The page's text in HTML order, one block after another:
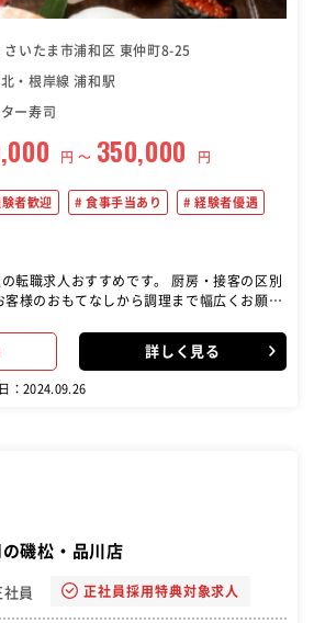
さいたま市浦和区 東仲町8-25
・根岸線 浦和駅
ー寿司
円 〜 350,000 円
者歓迎 食事手当あり 経験者優遇
おすすめです。 厨房・接客の区別
客様のおもてなしから調理まで幅広くお願い
ずつ「握り」にも挑戦していきましょう。 調
ンランク上のおもてなしなど、 さまざまな
詳しく見る
：2024.09.26
磯松・品川店
社員 正社員採用特典対象求人